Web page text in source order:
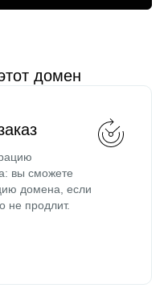
домен
вы сможете
домена, если
не продлит.